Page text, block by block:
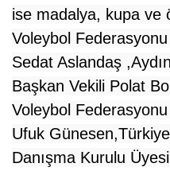
ise madalya, kupa ve
Voleybol
Sedat Aslandaş
Başkan Vekili Polat
Voleybol
Ufuk
Danışma Kurulu